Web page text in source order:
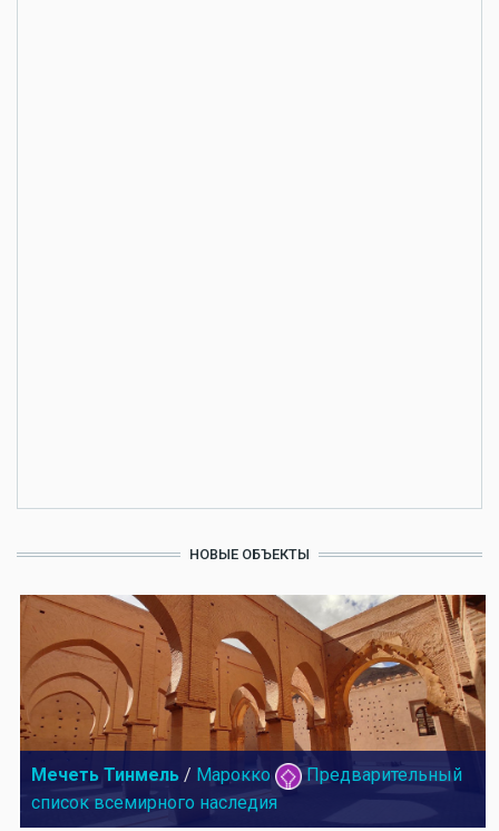
НОВЫЕ ОБЪЕКТЫ
Мечеть Тинмель / Марокко
Предварительный
список всемирного наследия